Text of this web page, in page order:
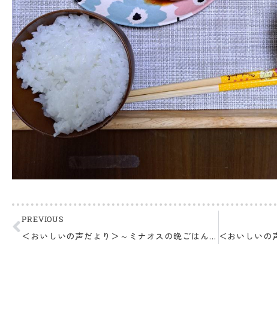
PREVIOUS
＜おいしいの声だより＞～ミナオスの晩ごはんより～